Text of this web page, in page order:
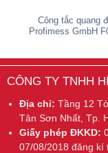
Công tắc quang
Profimess GmbH
CÔNG TY TNHH
Địa chỉ: Tầng 12
Tân Sơn Nhất, Tp.
Giấy phép ĐKKD:
07/08/2018 đăng kí